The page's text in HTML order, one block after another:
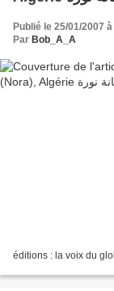
Publié le 25/01/2007
Par Bob_A_A